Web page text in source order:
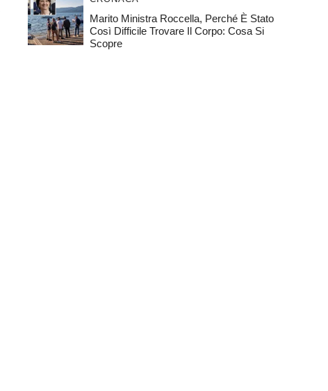
Marito Ministra Roccella, Perché È Stato
Così Difficile Trovare Il Corpo: Cosa Si
Scopre